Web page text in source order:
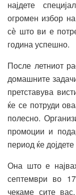
најдете
огромен избор
сѐ што ви е
година успешно.
После летниот
домашните
претставува
ќе се потруди
полесно.
промоции и
период ќе
Она што е
септември во
чекаме сите